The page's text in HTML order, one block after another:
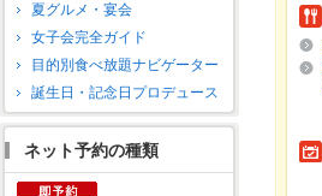
夏グルメ・宴会
女子会完全ガイド
目的別食べ放題ナビゲーター
誕生日・記念日プロデュース
ネット予約の種類